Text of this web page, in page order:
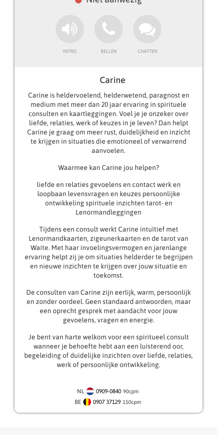
Carine
Carine is heldervoelend, helderwetend, paragnost en
medium met meer dan 20 jaar ervaring in spirituele
consulten en kaartleggingen. Voel je je onzeker over
liefde, relaties, werk of keuzes in je leven? Dan helpt
Carine je graag om meer rust, duidelijkheid en inzicht
te krijgen in situaties die emotioneel of verwarrend
aanvoelen.
Waarmee kan Carine jou helpen?
liefde en relaties gevoelens en contact werk en
loopbaan levensvragen en keuzes persoonlijke
ontwikkeling spirituele inzichten tarot- en
Lenormandleggingen
Tijdens een consult werkt Carine intuïtief met
Lenormandkaarten, zigeunerkaarten en de tarot van
Waite. Met haar invoelingsvermogen en jarenlange
ervaring helpt zij je om situaties helderder te begrijpen
en nieuwe inzichten te krijgen over jouw situatie en
toekomst.
De consulten van Carine zijn eerlijk, warm, persoonlijk
en zonder oordeel. Geen standaard antwoorden, maar
een oprecht gesprek met aandacht voor jouw
gevoelens, vragen en energie.
Je bent van harte welkom voor een spiritueel consult
wanneer je behoefte hebt aan een luisterend oor,
begeleiding of duidelijke inzichten over liefde, relaties,
werk of persoonlijke ontwikkeling.
NL 0909-0840 90cpm
BE 0907 37129 150cpm